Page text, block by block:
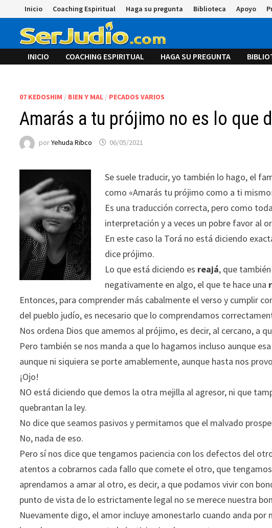
al
contenido
Inicio Coaching Espiritual Haga su pregunta Biblioteca Apoyo
INICIO COACHING ESPIRITUAL HAGA SU PREGUNTA
07 KEDOSHIM / BIEN Y MAL / PECADOS VARIOS
Amarás a tu prójimo no es lo que
porYehuda Ribco 06/05/2021
Se suele traducir, yo también lo hago, el
como «Amarás tu prójimo como a ti
Es una traducción correcta, pero como
interpretación y a veces un pobre favor al
En este caso la Torá no está diciendo
dice prójimo.
Lo que está diciendo es reajá, que
negativamente en algo, el que te hace una
Entonces, para comprender más cabalmente el verso y cumplir
del pueblo judío, es necesario que lo comprendamos
Nos ordena Dios que amemos al prójimo, es decir, al cercano, a
Pero también se nos manda a que lo hagamos incluso aunque
aunque ni siquiera se porte amablemente, aunque hasta nos
¡Ojo!
NO está diciendo que demos la otra mejilla al agresor, ni que
quebrantan la ley.
No dice que seamos pasivos y permitamos que el malvado
No, nada de eso.
Pero sí nos dice que tengamos paciencia con los defectos del
atentos a cobrarnos cada fallo que comete el otro, que
aprendamos a amar al otro, es decir, a que podamos vivir con
punto de vista de lo estrictamente legal no se merece nuestra
Nuevamente digo, el amor incluye amonestarlo cuando anda